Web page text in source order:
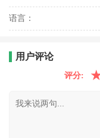
语言：
用户评论
评分: